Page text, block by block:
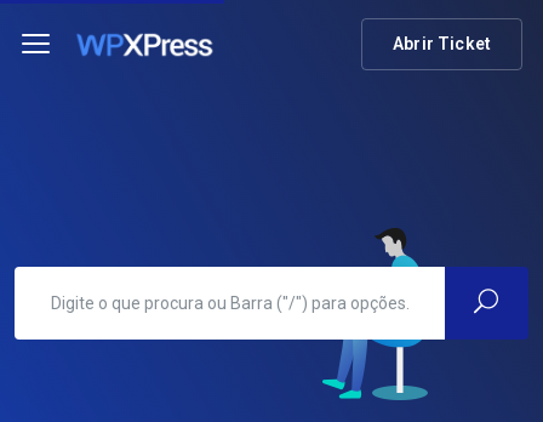
Abrir Ticket